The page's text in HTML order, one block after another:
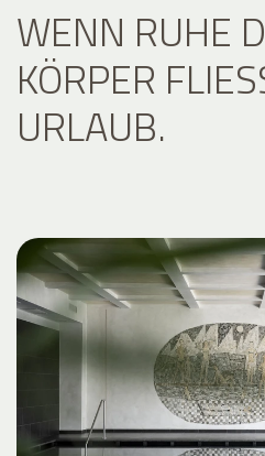
WENN RUHE
KÖRPER
RLAUB.